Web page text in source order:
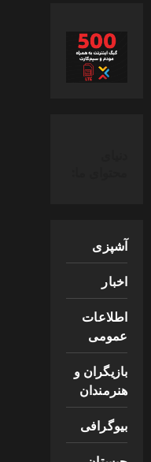
آشپزی
اخبار
اطلاعات
عمومی
بازیگران و
هنرمندان
بیوگرافی